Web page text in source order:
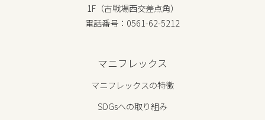
1F（古戦場西交差点角）
電話番号：0561-62-5212
マニフレックス
マニフレックスの特徴
SDGsへの取り組み